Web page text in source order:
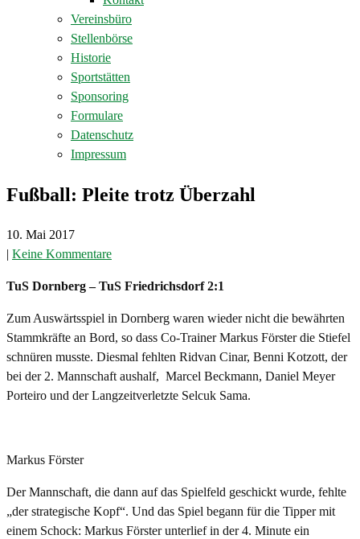
Vereinsbüro
Stellenbörse
Historie
Sportstätten
Sponsoring
Formulare
Datenschutz
Impressum
Fußball: Pleite trotz Überzahl
10. Mai 2017
| Keine Kommentare
TuS Dornberg – TuS Friedrichsdorf 2:1
Zum Auswärtsspiel in Dornberg waren wieder nicht die bewährten
Stammkräfte an Bord, so dass Co-Trainer Markus Förster die Stiefel
schnüren musste. Diesmal fehlten Ridvan Cinar, Benni Kotzott, der
bei der 2. Mannschaft aushalf, Marcel Beckmann, Daniel Meyer
Porteiro und der Langzeitverletzte Selcuk Sama.
Markus Förster
Der Mannschaft, die dann auf das Spielfeld geschickt wurde, fehlte
„der strategische Kopf“. Und das Spiel begann für die Tipper mit
einem Schock: Markus Förster unterlief in der 4. Minute ein